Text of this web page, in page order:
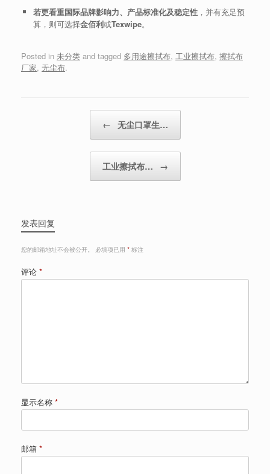
若更看重国际品牌影响力、产品标准化及稳定性，并有充足预
算，则可选择金佰利或Texwipe。
Posted in 未分类 and tagged 多用途擦拭布, 工业擦拭布, 擦拭布
厂家, 无尘布.
← 无尘口罩生…
工业擦拭布… →
发表回复
您的邮箱地址不会被公开。 必填项已用 * 标注
评论 *
显示名称 *
邮箱 *